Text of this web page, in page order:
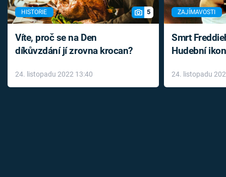
HISTORIE 5
Víte, proč se na Den
díkůvzdání jí zrovna krocan?
24. listopadu 2022 13:40
ZAJÍMAVOSTI
Smrt
Hudební
léky
24. listopadu